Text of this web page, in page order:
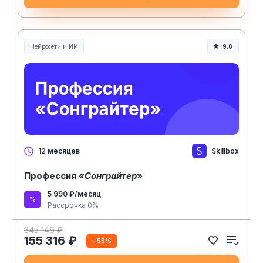
Нейросети и ИИ
Нейросети и искусственный интеллект
9.8
12 месяцев Skillbox
Профессия «Сонграйтер»
5 990 ₽/месяц
Рассрочка 0%
345 146 ₽
155 316 ₽ - 55%